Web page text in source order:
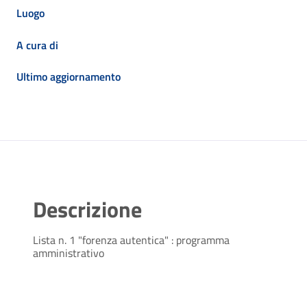
Luogo
A cura di
Ultimo aggiornamento
Descrizione
Lista n. 1 "forenza autentica" : programma
amministrativo